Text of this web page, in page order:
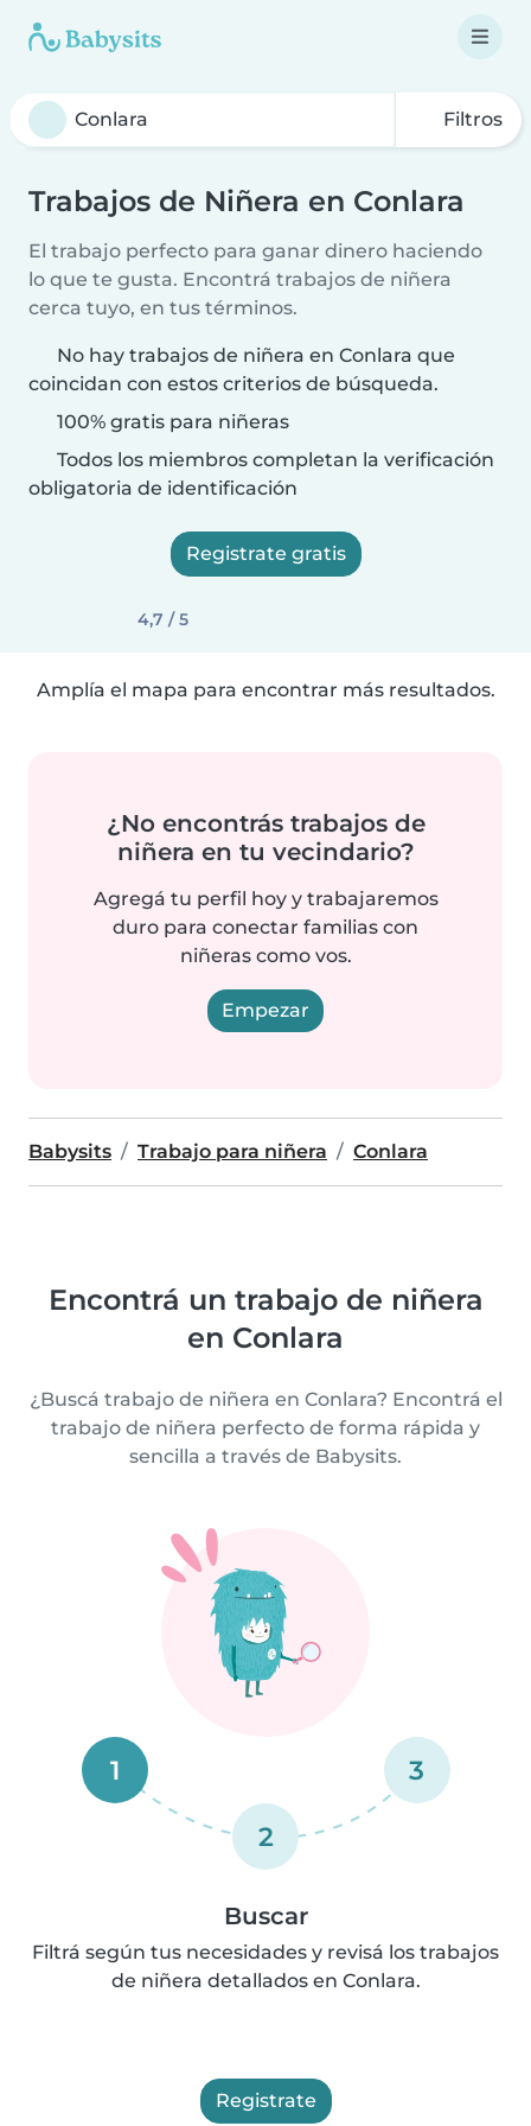
Filtros
Trabajos de Niñera en Conlara
El trabajo perfecto para ganar dinero haciendo
lo que te gusta. Encontrá trabajos de niñera
cerca tuyo, en tus términos.
No hay trabajos de niñera en Conlara que
coincidan con estos criterios de búsqueda.
100% gratis para niñeras
Todos los miembros completan la verificación
obligatoria de identificación
Registrate gratis
4,7 / 5
Amplía el mapa para encontrar más resultados.
¿No encontrás trabajos de
niñera en tu vecindario?
Agregá tu perfil hoy y trabajaremos
duro para conectar familias con
niñeras como vos.
Empezar
Babysits Trabajo para niñera Conlara
Encontrá un trabajo de niñera
en Conlara
¿Buscá trabajo de niñera en Conlara? Encontrá el
trabajo de niñera perfecto de forma rápida y
sencilla a través de Babysits.
1
2
3
Buscar
Filtrá según tus necesidades y revisá los trabajos
de niñera detallados en Conlara.
Registrate